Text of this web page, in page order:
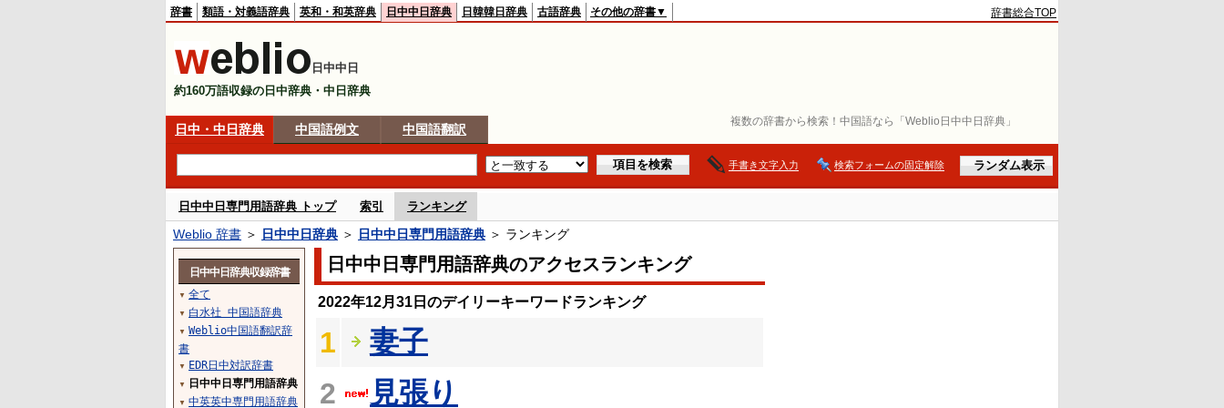
複数の辞書から検索！中国語なら「Weblio日中中日辞典」
辞書 類語・対義語辞典 英和・和英辞典 日中中日辞典 日韓韓日辞典 古語辞典 その他の辞書▼ 辞書総合TOP
日中中日
約160万語収録の日中辞典・中日辞典
日中・中日辞典 中国語例文 中国語翻訳
手書き文字入力 検索フォームの固定解除
日中中日専門用語辞典 トップ 索引 ランキング
Weblio 辞書 ＞ 日中中日辞典 ＞ 日中中日専門用語辞典 ＞ ランキング
日中中日専門用語辞典のアクセスランキング
2022年12月31日のデイリーキーワードランキング
1
妻子
2
見張り
日中中日辞典収録辞書
▼ 全て
▼ 白水社 中国語辞典
▼ Weblio中国語翻訳辞
書
▼ EDR日中対訳辞書
▼ 日中中日専門用語辞典
▼ 中英英中専門用語辞典